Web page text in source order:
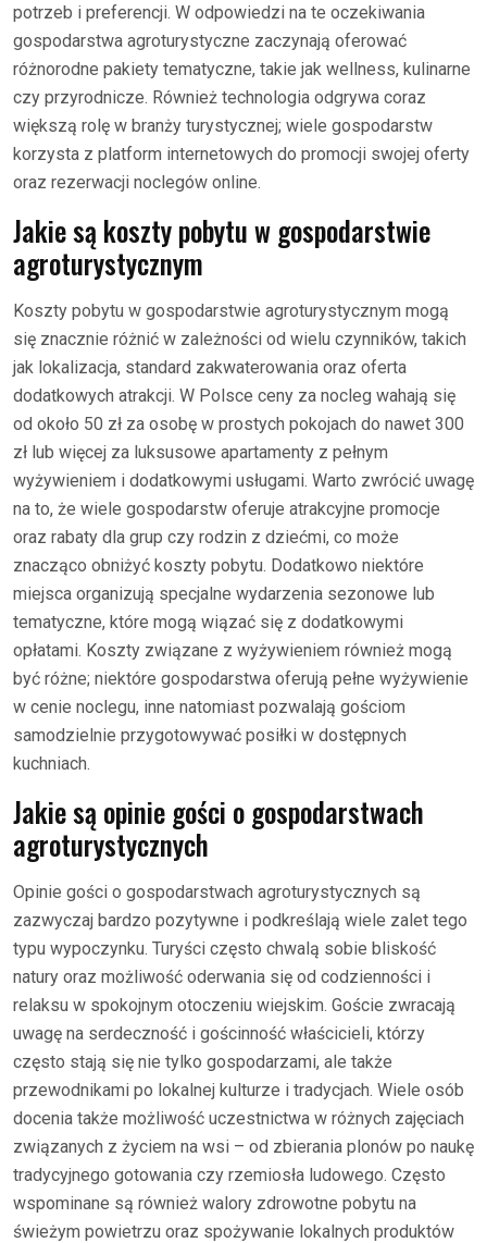
potrzeb i preferencji. W odpowiedzi na te oczekiwania
gospodarstwa agroturystyczne zaczynają oferować
różnorodne pakiety tematyczne, takie jak wellness, kulinarne
czy przyrodnicze. Również technologia odgrywa coraz
większą rolę w branży turystycznej; wiele gospodarstw
korzysta z platform internetowych do promocji swojej oferty
oraz rezerwacji noclegów online.
Jakie są koszty pobytu w gospodarstwie
agroturystycznym
Koszty pobytu w gospodarstwie agroturystycznym mogą
się znacznie różnić w zależności od wielu czynników, takich
jak lokalizacja, standard zakwaterowania oraz oferta
dodatkowych atrakcji. W Polsce ceny za nocleg wahają się
od około 50 zł za osobę w prostych pokojach do nawet 300
zł lub więcej za luksusowe apartamenty z pełnym
wyżywieniem i dodatkowymi usługami. Warto zwrócić uwagę
na to, że wiele gospodarstw oferuje atrakcyjne promocje
oraz rabaty dla grup czy rodzin z dziećmi, co może
znacząco obniżyć koszty pobytu. Dodatkowo niektóre
miejsca organizują specjalne wydarzenia sezonowe lub
tematyczne, które mogą wiązać się z dodatkowymi
opłatami. Koszty związane z wyżywieniem również mogą
być różne; niektóre gospodarstwa oferują pełne wyżywienie
w cenie noclegu, inne natomiast pozwalają gościom
samodzielnie przygotowywać posiłki w dostępnych
kuchniach.
Jakie są opinie gości o gospodarstwach
agroturystycznych
Opinie gości o gospodarstwach agroturystycznych są
zazwyczaj bardzo pozytywne i podkreślają wiele zalet tego
typu wypoczynku. Turyści często chwalą sobie bliskość
natury oraz możliwość oderwania się od codzienności i
relaksu w spokojnym otoczeniu wiejskim. Goście zwracają
uwagę na serdeczność i gościnność właścicieli, którzy
często stają się nie tylko gospodarzami, ale także
przewodnikami po lokalnej kulturze i tradycjach. Wiele osób
docenia także możliwość uczestnictwa w różnych zajęciach
związanych z życiem na wsi – od zbierania plonów po naukę
tradycyjnego gotowania czy rzemiosła ludowego. Często
wspominane są również walory zdrowotne pobytu na
świeżym powietrzu oraz spożywanie lokalnych produktów